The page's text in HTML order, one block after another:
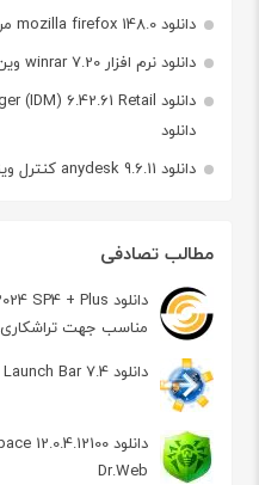
دانلود mozilla firefox 148.0 مرورگر موزیلا فایرفاکس
دانلود نرم افزار winrar 7.20 وین رار
دانلود
دانلود anydesk 9.6.11 کنترل ویندوز از راه دور
مطالب تصادفی
مناسب جهت تراشکاری
دانلود True Launch Bar 7.4 بهینه سازی دسکتاپ
Dr.Web